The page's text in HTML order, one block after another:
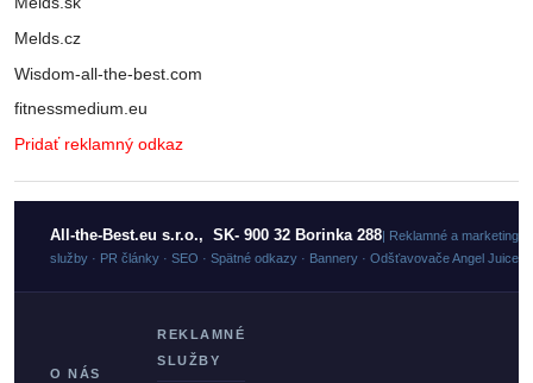
Melds.cz
Wisdom-all-the-best.com
fitnessmedium.eu
Pridať reklamný odkaz
All-the-Best.eu s.r.o., SK- 900 32 Borinka 288| Reklamné a
služby · PR články · SEO · Spätné odkazy · Bannery · Odšťavovače Angel Juicer
O NÁS
REKLAMNÉ
SLUŽBY